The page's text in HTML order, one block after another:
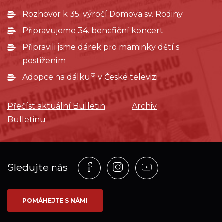
Rozhovor k 35. výročí Domova sv. Rodiny
Připravujeme 34. benefiční koncert
Připravili jsme dárek pro maminky dětí s
postižením
Adopce na dálku ®v České televizi
Přečíst aktuální Bulletin
Archiv
Bulletinu
Sledujte nás
Profil
na
síti_Facebook
Profil
na
Profil
na
POMÁHEJTE S NÁMI